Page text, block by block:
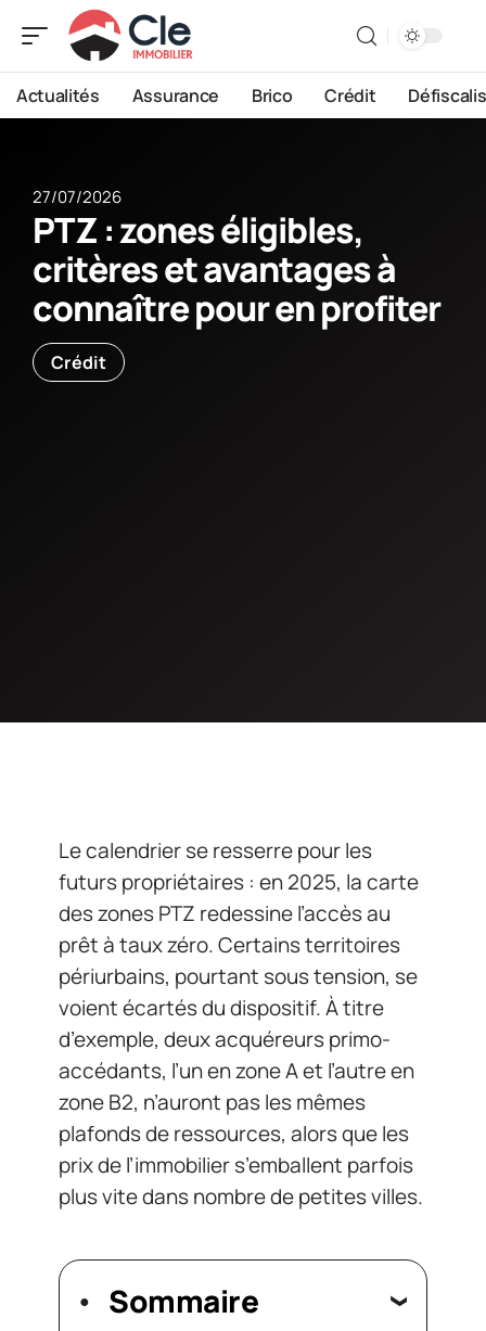
Actualités Assurance Brico Crédit
27/07/2026
PTZ : zones éligibles,
critères et avantages à
connaître pour en profiter
Crédit
Le calendrier se resserre pour les
futurs propriétaires : en 2025, la carte
des zones PTZ redessine l’accès au
prêt à taux zéro. Certains territoires
périurbains, pourtant sous tension, se
voient écartés du dispositif. À titre
d’exemple, deux acquéreurs primo-
accédants, l’un en zone A et l’autre en
zone B2, n’auront pas les mêmes
plafonds de ressources, alors que les
prix de l’immobilier s’emballent parfois
plus vite dans nombre de petites villes.
Sommaire